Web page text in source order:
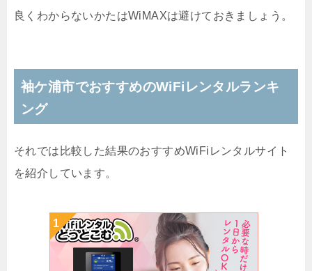
良くわからないかたはWiMAXは避けておきましょう。
袖ケ浦市でおすすめのWiFiレンタルランキ
ング
それでは比較した結果のおすすめWiFiレンタルサイト
を紹介しています。